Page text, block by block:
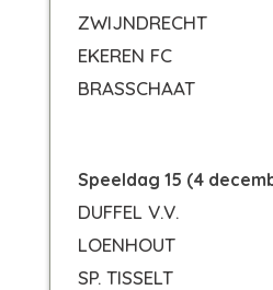
ZWIJNDRECHT
EKEREN FC
BRASSCHAAT
Speeldag 15 (4
DUFFEL V.V.
LOENHOUT
SP. TISSELT